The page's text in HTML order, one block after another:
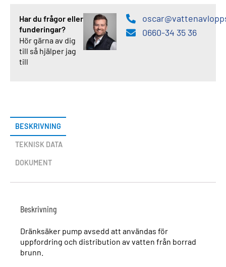
Har du frågor eller
funderingar?
Hör gärna av dig
till så hjälper jag
till
0660-34 35 36
BESKRIVNING
TEKNISK DATA
DOKUMENT
Beskrivning
Dränksäker pump avsedd att användas för
uppfordring och distribution av vatten från borrad
brunn.